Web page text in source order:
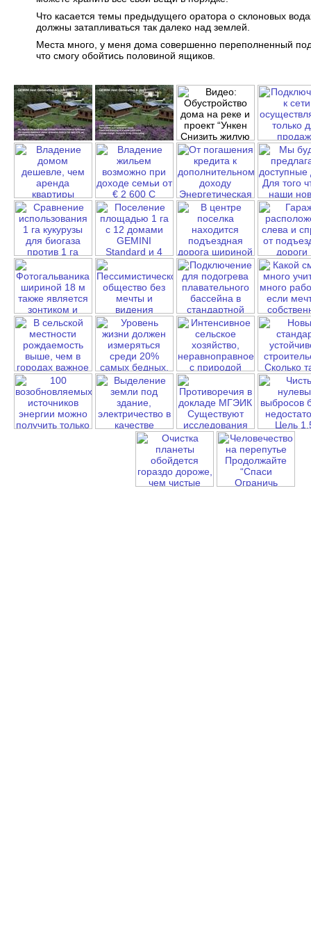
Что касается темы предыдущего оратора о склоновых
должны затапливаться так далеко над землей.
Места много, у меня дома совершенно переполненный
что смогу обойтись половиной ящиков.